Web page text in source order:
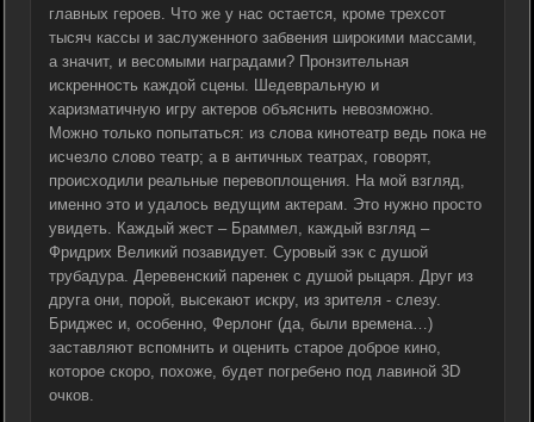
главных героев. Что же у нас остается, кроме трехсот
тысяч кассы и заслуженного забвения широкими массами,
а значит, и весомыми наградами? Пронзительная
искренность каждой сцены. Шедевральную и
харизматичную игру актеров объяснить невозможно.
Можно только попытаться: из слова кинотеатр ведь пока не
исчезло слово театр; а в античных театрах, говорят,
происходили реальные перевоплощения. На мой взгляд,
именно это и удалось ведущим актерам. Это нужно просто
увидеть. Каждый жест – Браммел, каждый взгляд –
Фридрих Великий позавидует. Суровый зэк с душой
трубадура. Деревенский паренек с душой рыцаря. Друг из
друга они, порой, высекают искру, из зрителя - слезу.
Бриджес и, особенно, Ферлонг (да, были времена…)
заставляют вспомнить и оценить старое доброе кино,
которое скоро, похоже, будет погребено под лавиной 3D
очков.